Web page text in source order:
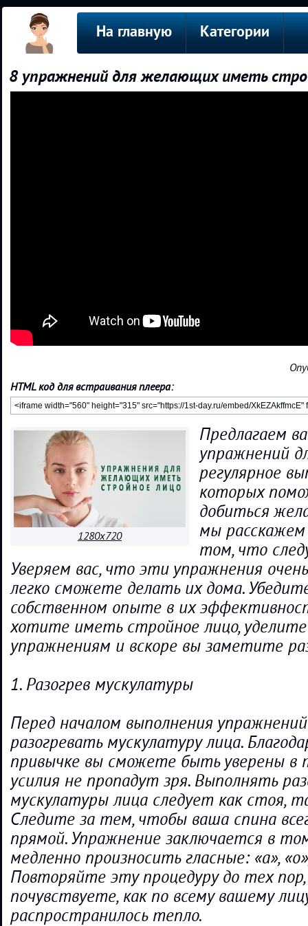
На главную Категории
8 упражнений для желающих иметь
HTML код для встраивания плеера:
1280x720
Предлагаем
упражнений
регулярное
которых
добиться
мы расскажем
том, что
Уверяем вас, что эти упражнения
легко сможете делать их дома.
собственном опыте в их
хотите иметь стройное лицо,
упражнениям и вскоре вы заметите
1. Разогрев мускулатуры
Перед началом выполнения
разогревать мускулатуру лица.
привычке вы сможете быть уверены в
усилия не пропадут зря. Выполнять
мускулатуры лица следует как стоя,
Следите за тем, чтобы ваша спина
прямой. Упражнение заключается в
медленно произносить гласные: «а»,
Повторяйте эту процедуру до тех пор,
почувствуете, как по всему вашему
распространилось тепло.